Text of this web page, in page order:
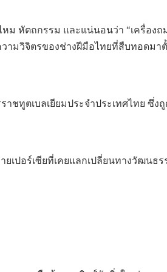
ม หัตถกรรม และแน่นอนว่า “เครื่อง
ามวิจิตรของช่างฝีมือไทยที่สืบทอดมา
ทูตเบลเยียมประจำประเทศไทย ซึ่
เปอร์เซียที่เคยแลกเปลี่ยนทางวัฒน